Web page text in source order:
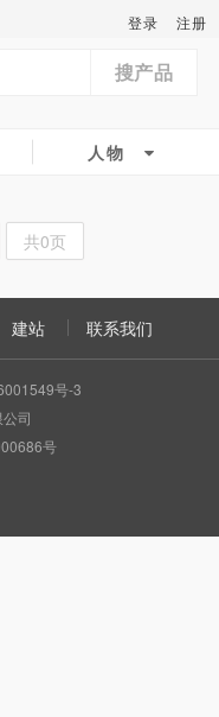
登录 注册
搜产品
人物
共0页
建站 联系我们
号-3
司
号